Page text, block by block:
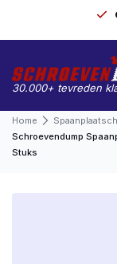
30.000+ tevreden
Home
Schroevendump
Stuks